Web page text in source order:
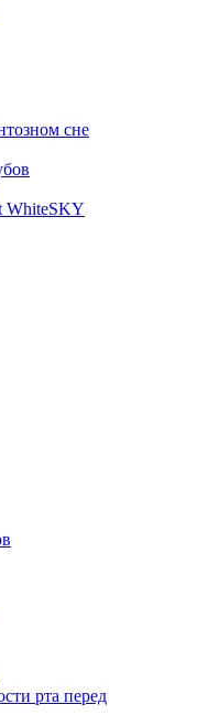
сне
WhiteSKY
рта перед